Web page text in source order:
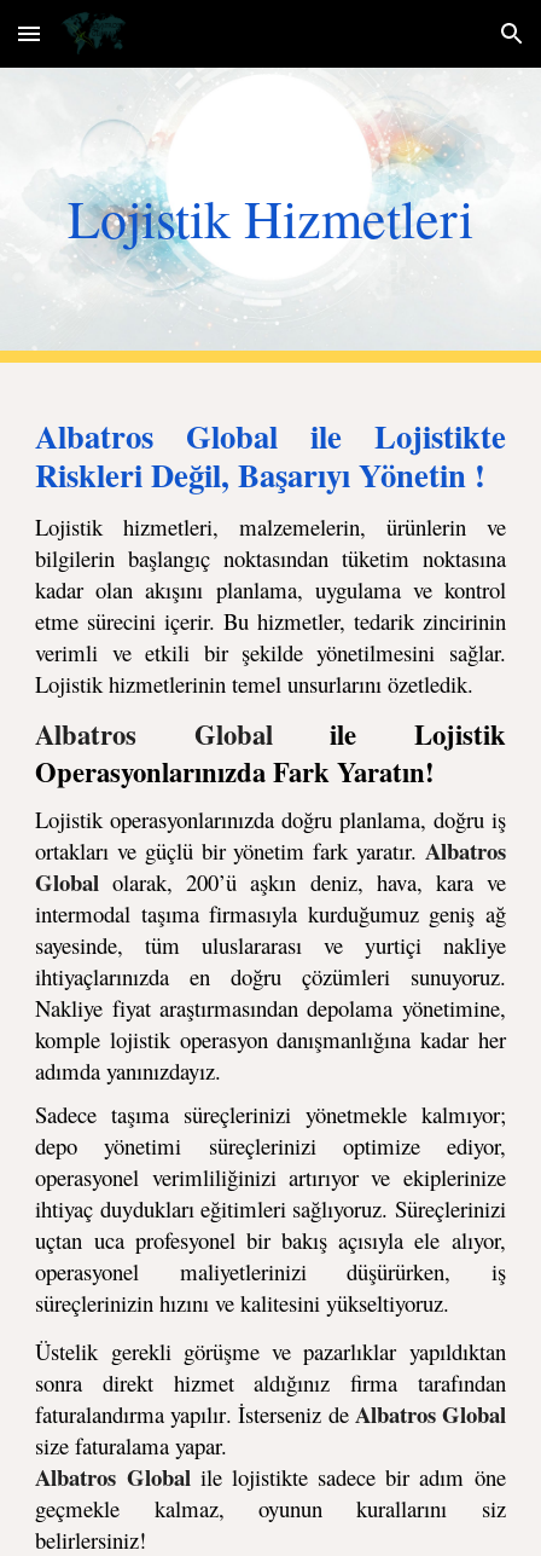
Skip to main content Skip to navigation
Lojistik Hizmetleri
Albatros Global ile Lojistikte
Riskleri Değil, Başarıyı Yönetin !
Lojistik hizmetleri, malzemelerin, ürünlerin ve
bilgilerin başlangıç noktasından tüketim noktasına
kadar olan akışını planlama, uygulama ve kontrol
etme sürecini içerir. Bu hizmetler, tedarik zincirinin
verimli ve etkili bir şekilde yönetilmesini sağlar.
Lojistik hizmetlerinin temel unsurlarını özetledik.
Albatros Globalile Lojistik
Operasyonlarınızda Fark Yaratın!
Lojistik operasyonlarınızda doğru planlama, doğru iş
ortakları ve güçlü bir yönetim fark yaratır. Albatros
Global olarak, 200’ü aşkın deniz, hava, kara ve
intermodal taşıma firmasıyla kurduğumuz geniş ağ
sayesinde, tüm uluslararası ve yurtiçi nakliye
ihtiyaçlarınızda en doğru çözümleri sunuyoruz.
Nakliye fiyat araştırmasından depolama yönetimine,
komple lojistik operasyon danışmanlığına kadar her
adımda yanınızdayız.
Sadece taşıma süreçlerinizi yönetmekle kalmıyor;
depo yönetimi süreçlerinizi optimize ediyor,
operasyonel verimliliğinizi artırıyor ve ekiplerinize
ihtiyaç duydukları eğitimleri sağlıyoruz. Süreçlerinizi
uçtan uca profesyonel bir bakış açısıyla ele alıyor,
operasyonel maliyetlerinizi düşürürken, iş
süreçlerinizin hızını ve kalitesini yükseltiyoruz.
Üstelik gerekli görüşme ve pazarlıklar yapıldıktan
sonra direkt hizmet aldığınız firma tarafından
faturalandırma yapılır. İsterseniz de Albatros Global
sizefaturalama yapar.
Albatros Global ile lojistikte sadece bir adım öne
geçmekle kalmaz, oyunun kurallarını siz
belirlersiniz!